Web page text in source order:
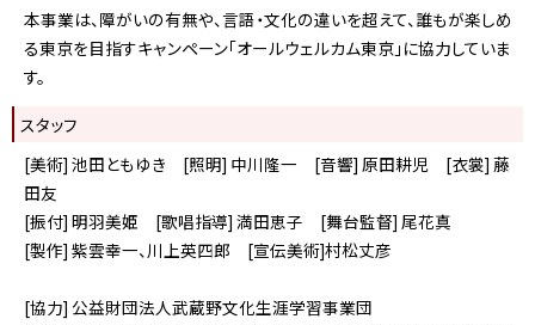
本事業は、障がいの有無や、言語・文化の違いを超えて、誰もが楽しめ
る東京を目指すキャンペーン「オールウェルカム東京」に協力していま
す。
スタッフ
[美術] 池田ともゆき [照明] 中川隆一 [音響] 原田耕児 [衣裳] 藤
田友
[振付] 明羽美姫 [歌唱指導] 満田恵子 [舞台監督] 尾花真
[製作] 紫雲幸一、川上英四郎 [宣伝美術]村松丈彦
[協力] 公益財団法人武蔵野文化生涯学習事業団